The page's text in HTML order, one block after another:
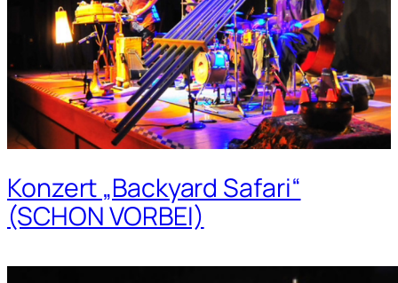
Konzert „Backyard Safari“
(SCHON VORBEI)